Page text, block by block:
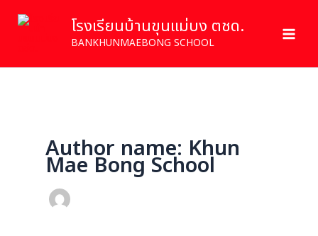
โรงเรียนบ้านขุนแม่บง ตชด.
BANKHUNMAEBONG SCHOOL
Author name: Khun
Mae Bong School